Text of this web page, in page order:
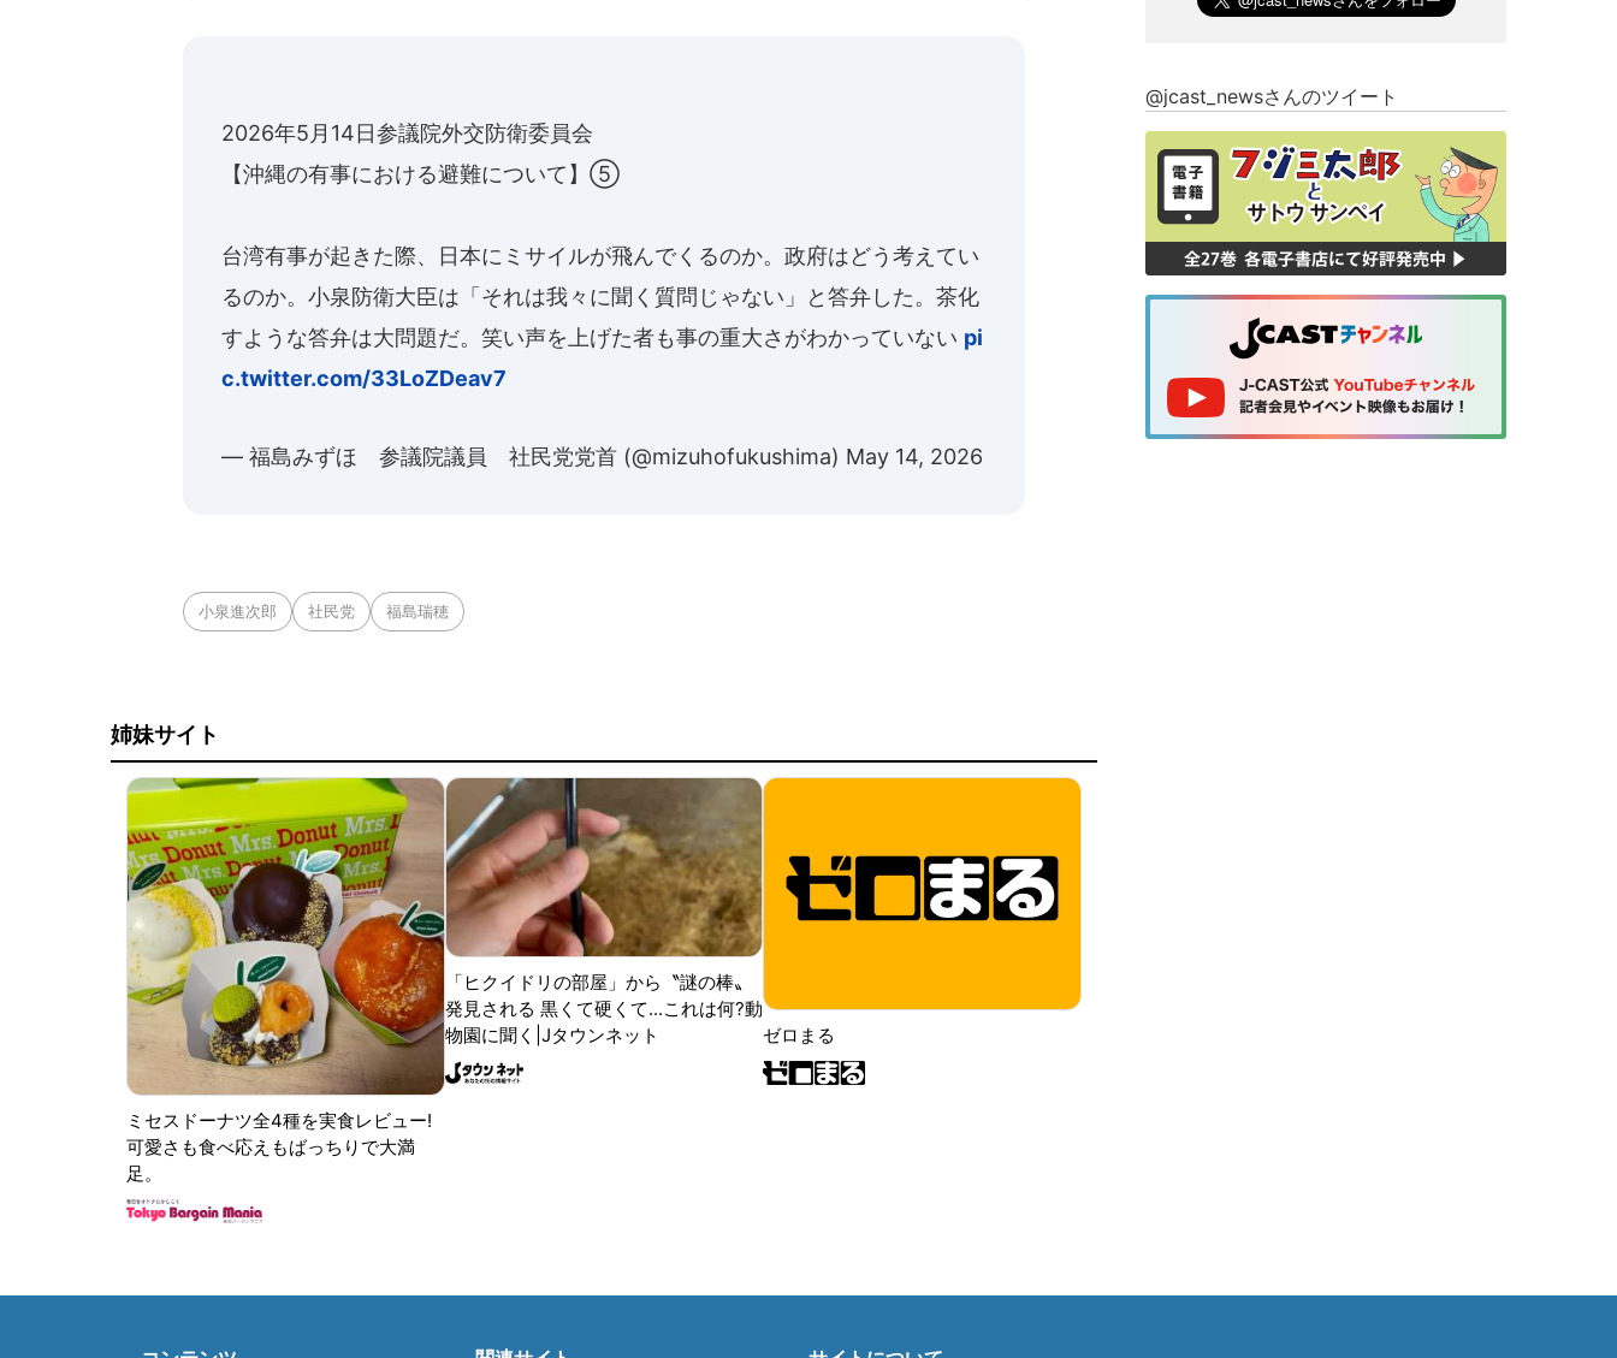
2026年5月14日参議院外交防衛委員会
【沖縄の有事における避難について】⑤
台湾有事が起きた際、日本にミサイルが飛んでくるのか。政府はどう考えてい
るのか。小泉防衛大臣は「それは我々に聞く質問じゃない」と答弁した。茶化
すような答弁は大問題だ。笑い声を上げた者も事の重大さがわかっていない pi
c.twitter.com/33LoZDeav7
— 福島みずほ 参議院議員 社民党党首 (@mizuhofukushima) May 14, 2026
小泉進次郎 社民党 福島瑞穂
姉妹サイト
ミセスドーナツ全4種を実食レビュー!
可愛さも食べ応えもばっちりで大満
足。
「ヒクイドリの部屋」から〝謎の棒〟
発見される 黒くて硬くて...これは何?動
物園に聞く|Jタウンネット
ゼロまる
@jcast_newsさんのツイート